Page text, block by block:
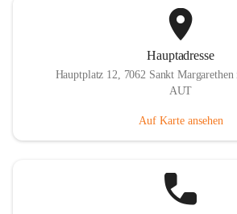
Hauptadresse
Hauptplatz 12, 7062 Sankt
AUT
Auf Karte ansehen